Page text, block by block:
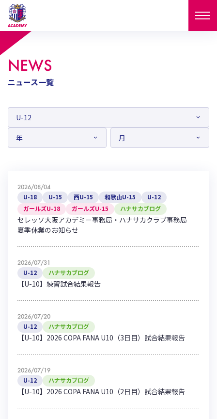
ニュース
U-18 U-15
ガールズU-15 セレクション
試合日程
西U-15
U-12 ガールズU-18
ガールズU-15
選手
PLAYERS
U-18 U-15
西U-15 和歌山U-15
ガールズU-15
スタッフ
SELECTION
セレクション
アカデミー
フィロソフィー
ハナサカクラブ
セレッソ大阪 レディース
NEWS
ニュース一覧
2026/08/04
U-18 U-15 西U-15 和歌山U-15
U-12
ガールズU-18
ガールズU-15 ハナサカブログ
セレッソ大阪アカデミー事務局・ハナサカクラブ事務局
夏季休業のお知らせ
2026/07/31
U-12 ハナサカブログ
【U-10】練習試合結果報告
2026/07/20
U-12 ハナサカブログ
【U-10】2026 COPA FANA U10（3日目）試合結果報告
2026/07/19
U-12 ハナサカブログ
【U-10】2026 COPA FANA U10（2日目）試合結果報告